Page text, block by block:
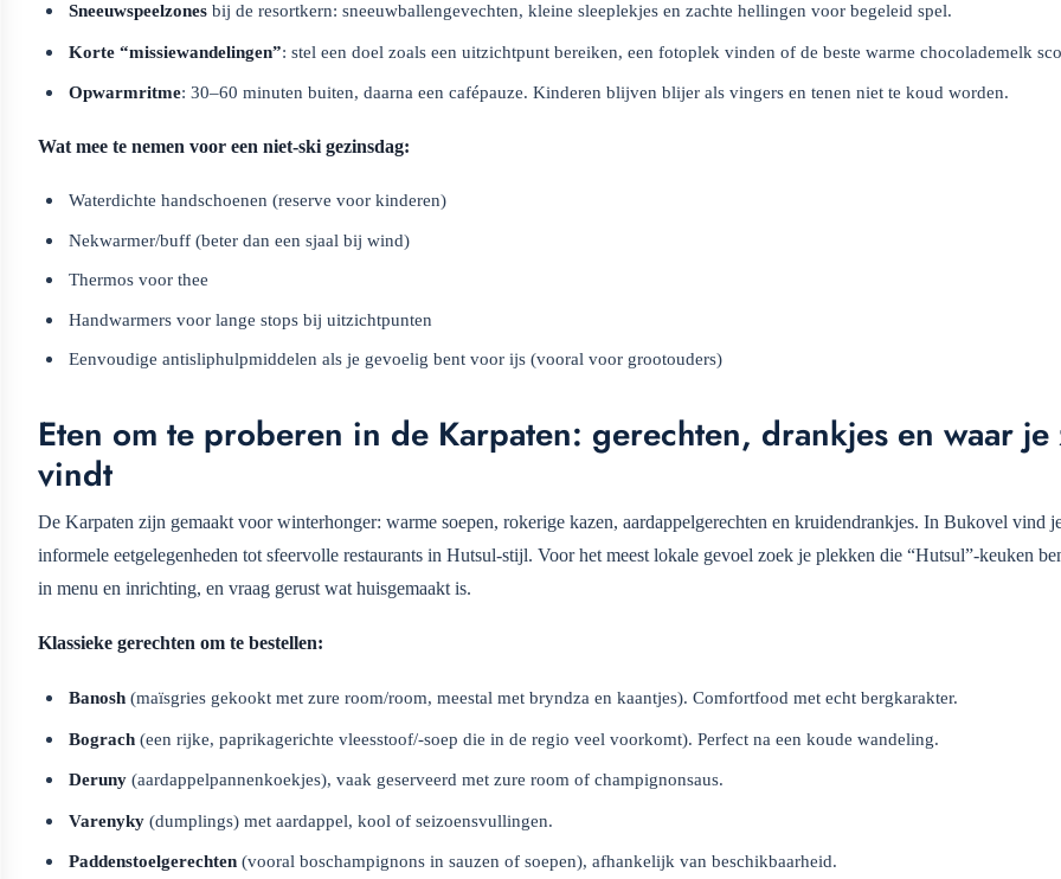
Sneeuwspeelzones bij de resortkern: sneeuwballengevechten, kleine sleeplekjes en zachte hellingen voor begeleid spel.
Korte “missiewandelingen”: stel een doel zoals een uitzichtpunt bereiken, een fotoplek vinden of de beste warme chocolademelk
Opwarmritme: 30–60 minuten buiten, daarna een cafépauze. Kinderen blijven blijer als vingers en tenen niet te koud worden.
Wat mee te nemen voor een niet-ski gezinsdag:
Waterdichte handschoenen (reserve voor kinderen)
Nekwarmer/buff (beter dan een sjaal bij wind)
Thermos voor thee
Handwarmers voor lange stops bij uitzichtpunten
Eenvoudige antisliphulpmiddelen als je gevoelig bent voor ijs (vooral voor grootouders)
Eten om te proberen in de Karpaten: gerechten, drankjes en waar je
vindt
De Karpaten zijn gemaakt voor winterhonger: warme soepen, rokerige kazen, aardappelgerechten en kruidendrankjes. In Bukovel vind
informele eetgelegenheden tot sfeervolle restaurants in Hutsul-stijl. Voor het meest lokale gevoel zoek je plekken die “Hutsul”-keuken
in menu en inrichting, en vraag gerust wat huisgemaakt is.
Klassieke gerechten om te bestellen:
Banosh (maïsgries gekookt met zure room/room, meestal met bryndza en kaantjes). Comfortfood met echt bergkarakter.
Bograch (een rijke, paprikagerichte vleesstoof/-soep die in de regio veel voorkomt). Perfect na een koude wandeling.
Deruny (aardappelpannenkoekjes), vaak geserveerd met zure room of champignonsaus.
Varenyky (dumplings) met aardappel, kool of seizoensvullingen.
Paddenstoelgerechten (vooral boschampignons in sauzen of soepen), afhankelijk van beschikbaarheid.